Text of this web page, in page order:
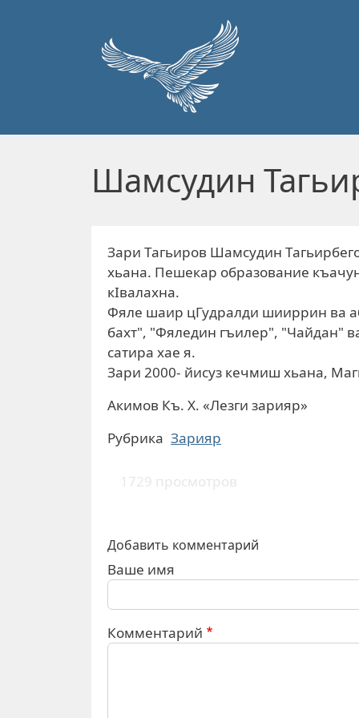
Шамсудин
Зари Тагьиров Шамсудин
хьана. Пешекар образование
кIвалахна.
Фяле шаир цГудралди шииррин ва
бахт", "Фяледин гъилер", "Чайдан"
сатира хае я.
Зари 2000- йисуз кечмиш хьана,
Акимов Къ. Х. «Лезги зарияр»
Рубрика Зарияр
1729 просмотров
Добавить комментарий
Ваше имя
Комментарий